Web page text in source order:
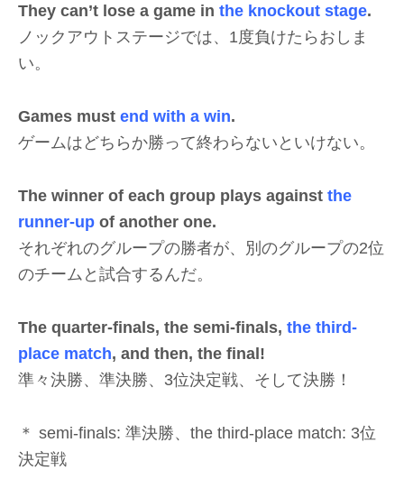
They can’t lose a game in the knockout stage.
ノックアウトステージでは、1度負けたらおしま
い。
Games must end with a win.
ゲームはどちらか勝って終わらないといけない。
The winner of each group plays against the
runner-up of another one.
それぞれのグループの勝者が、別のグループの2位
のチームと試合するんだ。
The quarter-finals, the semi-finals, the third-
place match, and then, the final!
準々決勝、準決勝、3位決定戦、そして決勝！
＊ semi-finals: 準決勝、the third-place match: 3位
決定戦